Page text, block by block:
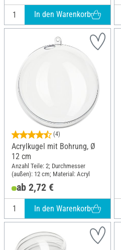
In den Warenkorb
(4)
Acrylkugel mit Bohrung, Ø
12 cm
Anzahl Teile: 2; Durchmesser
(außen): 12 cm; Material: Acryl
ab 2,72 €
In den Warenkorb